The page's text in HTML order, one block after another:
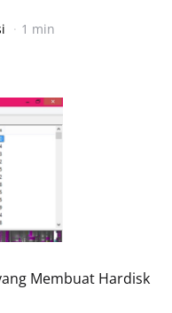
1 min
Membuat Hardisk